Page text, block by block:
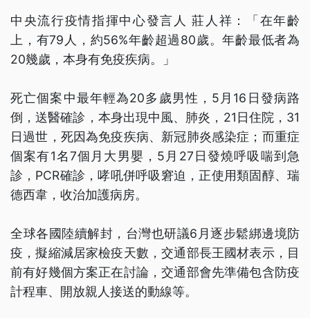
中央流行疫情指揮中心發言人 莊人祥：「在年齡
上，有79人，約56%年齡超過80歲。年齡最低者為
20幾歲，本身有免疫疾病。」
死亡個案中最年輕為20多歲男性，5月16日發病路
倒，送醫確診，本身出現中風、肺炎，21日住院，31
日過世，死因為免疫疾病、新冠肺炎感染症；而重症
個案有1名7個月大男嬰，5月27日發燒呼吸喘到急
診，PCR確診，哮吼併呼吸窘迫，正使用類固醇、瑞
德西韋，收治加護病房。
全球各國陸續解封，台灣也研議6月逐步鬆綁邊境防
疫，擬縮減居家檢疫天數，交通部長王國材表示，目
前有好幾個方案正在討論，交通部會先準備包含防疫
計程車、開放親人接送的動線等。